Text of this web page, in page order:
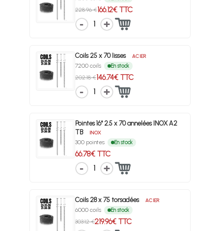
228.96 €166.12€ TTC
1
Coils 25 x 70 lisses ACIER
7200 coils En stock
202.18 €146.74€ TTC
1
Pointes 16° 2.5 x 70 annelées INOX A2
TB
INOX
300 pointes En stock
66.78€ TTC
1
Coils 28 x 75 torsadées ACIER
6000 coils En stock
303.12 €219.96€ TTC